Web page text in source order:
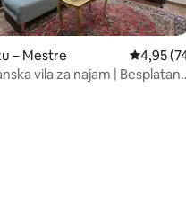
– Mestre
4,95
vila za najam | Besplatan